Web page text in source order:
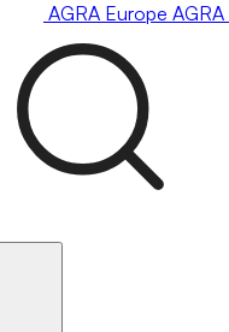
AGRA Europe AGRA